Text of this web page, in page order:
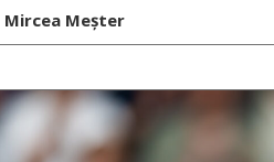
Mircea Meșter